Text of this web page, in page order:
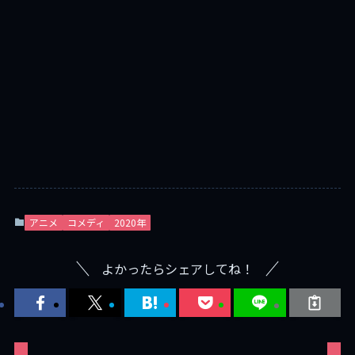
アニメ コメディ 2020年
よかったらシェアしてね！